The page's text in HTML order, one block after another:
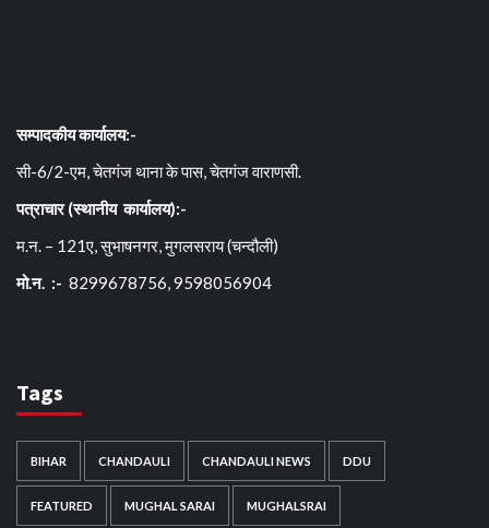
सम्पादकीय कार्यालय:-
सी-6/2-एम, चेतगंज थाना के पास, चेतगंज वाराणसी.
पत्राचार (स्थानीय कार्यालय):-
म.न. – 121ए, सुभाषनगर, मुगलसराय (चन्दौली)
मो.न. :- 8299678756, 9598056904
Tags
BIHAR CHANDAULI CHANDAULI NEWS DDU
FEATURED MUGHAL SARAI MUGHALSRAI